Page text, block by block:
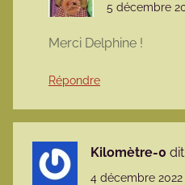
5 décembre
Merci Delphine !
Répondre
Kilomètre-0 dit
4 décembre